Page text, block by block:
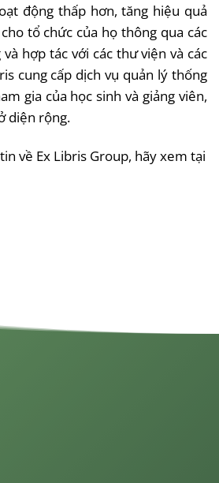
động thấp hơn,tăng hiệu quả
cho tổ chức của họ thông qua các
và hợp tác với các thư viện và các
cung cấp dịch vụ quản lý thống
gia của học sinh và giảng viên,
diện rộng.
tin về Ex Libris Group, hãyxem tại